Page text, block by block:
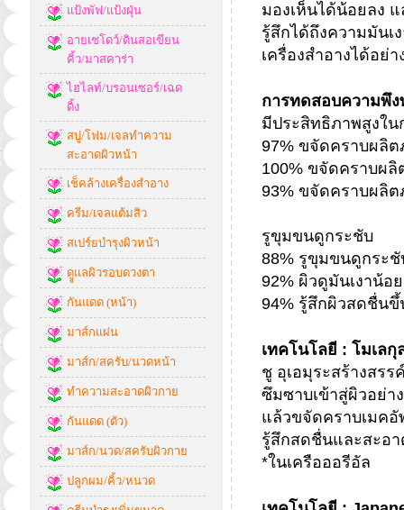
แป้งพัฟ/แป้งฝุ่น
อายเชโดว์/ดินสอเขียน
คิ้ว/มาสคาร่า
ไฮไลท์/บรอนเซอร์/เฉด
ดิ้ง
สบู่/โฟม/เจลทำความ
สะอาดผิวหน้า
เช็คล้างเครื่องสำอาง
ครีม/เจลแต้มสิว
สเปร์ยบำรุงผิวหน้า
ดููแลผิวรอบดวงตา
กันแดด (หน้า)
มาส์กแผ่น
มาส์ก/สครับ/นวดหน้า
ทำความสะอาดผิวกาย
กันแดด (ตัว)
มาส์ก/นวด/สครับผิวกาย
ปลูกผม/คิ้ว/หนวด
มองเห็นได้น้อยลง
รู้สึกได้ถึงความมันเ
เครื่องสำอางได้อย่
การทดสอบความพึ
มีประสิทธิภาพสูงใน
97% ขจัดคราบผลิ
100% ขจัดคราบผ
93% ขจัดคราบผลิ
รูขุมขนดูกระชับ
88% รูขุมขนดูกระ
92% ผิวดูมันเงาน้อ
94% รู้สึกผิวสดชื่นขึ้
เทคโนโลยี : โมเล
ชู อุเอมุระสร้างสร
ซึมซาบเข้าสู่ผิวอย่า
แล้วขจัดคราบเมคอั
รู้สึกสดชื่นและสะอ
*ในเครือออรีอัล